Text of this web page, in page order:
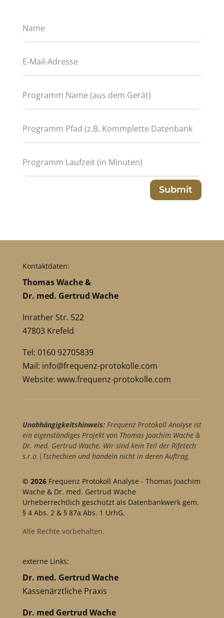
Submit
Kontaktdaten:
Thomas Wache &
Dr. med. Gertrud Wache
Inrather Str. 522
47803 Krefeld
Tel: 0160 92705839
Mail: info@frequenz-protokolle.com
Website: www.frequenz-protokolle.com
Unabhängigkeitshinweis:Frequenz Protokoll Analyse ist
ein eigenständiges Projekt von Thomas Joachim Wache &
Dr. med. Gertrud Wache. Wir sind kein Teil der Rifetech
s.r.o.|Tschechien und handeln nicht in deren Auftrag.
© 2026 Frequenz Protokoll Analyse - Thomas Joachim
Wache & Dr. med. Gertrud Wache
Urheberrechtlich geschützt als Datenbankwerk gem.
§ 4 Abs. 2 & § 87a Abs. 1 UrhG.
Alle Rechte vorbehalten.
externe Links:
Dr. med. Gertrud Wache
Kassenärztliche Praxis
Dr. med Gertrud Wache